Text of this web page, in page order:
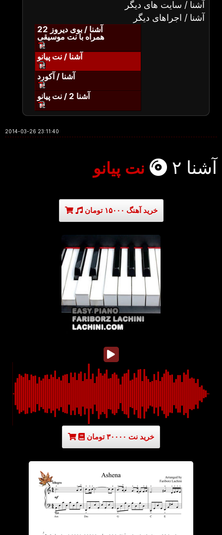
آشنا / سایت های دیگر
آشنا / اجراهای دیگر
آشنا / بوی دیروز 22
همراه با نت موسیقی
آشنا / نت پیانو
آشنا / آکورد
آشنا 2 / نت پیانو
2014-03-26 23:11:40
آشنا ۲ نت پیانو
خرید آهنگ ۱۵۰۰۰ تومان
خرید نت ۳۰۰۰۰ تومان